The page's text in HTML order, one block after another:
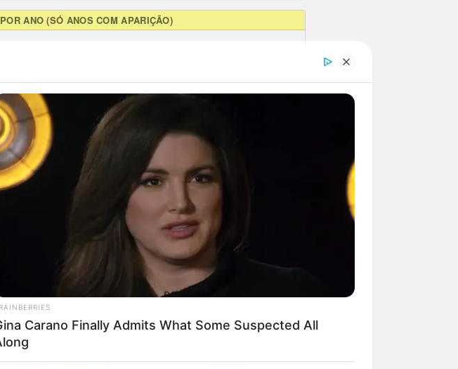
POR ANO (SÓ ANOS COM APARIÇÃO)
1 1 1 1 1 1 1 1 1 1 1 1
1
1
63 95 96 02 03